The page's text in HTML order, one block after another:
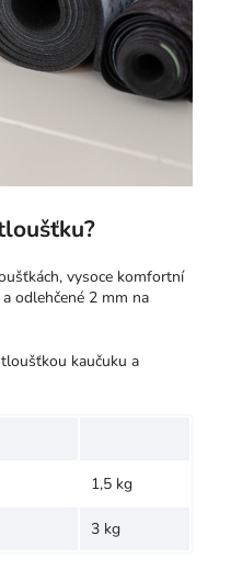
vysoce komfortní
odlehčené 2 mm na
kaučuku a
1,5 kg
3 kg